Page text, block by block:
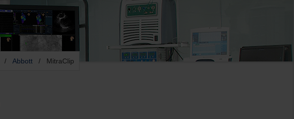
/ Abbott / MitraClip